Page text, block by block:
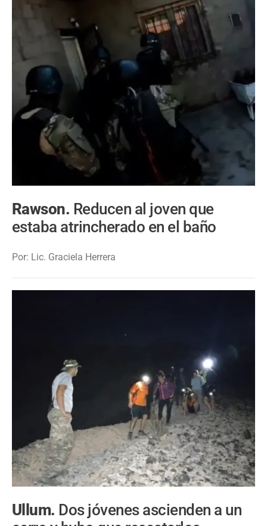
Rawson. Reducen al joven que
estaba atrincherado en el baño
Por: Lic. Graciela Herrera
Ullum. Dos jóvenes ascienden a un